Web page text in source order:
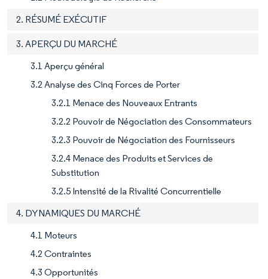
2. RÉSUMÉ EXÉCUTIF
3. APERÇU DU MARCHÉ
3.1 Aperçu général
3.2 Analyse des Cinq Forces de Porter
3.2.1 Menace des Nouveaux Entrants
3.2.2 Pouvoir de Négociation des Consommateurs
3.2.3 Pouvoir de Négociation des Fournisseurs
3.2.4 Menace des Produits et Services de
Substitution
3.2.5 Intensité de la Rivalité Concurrentielle
4. DYNAMIQUES DU MARCHÉ
4.1 Moteurs
4.2 Contraintes
4.3 Opportunités